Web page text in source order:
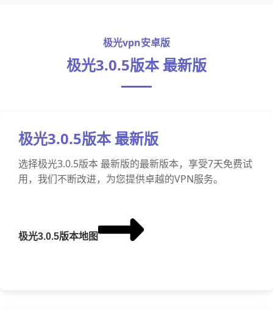
极光vpn安卓版
极光3.0.5版本 最新版
极光3.0.5版本 最新版
选择极光3.0.5版本 最新版的最新版本，享受7天免费试
用，我们不断改进，为您提供卓越的VPN服务。
极光3.0.5版本地图